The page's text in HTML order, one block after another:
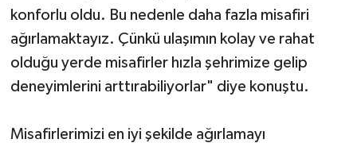
konforlu oldu. Bu nedenle daha fazla misafiri
ağırlamaktayız. Çünkü ulaşımın kolay ve rahat
olduğu yerde misafirler hızla şehrimize gelip
deneyimlerini arttırabiliyorlar" diye konuştu.
Misafirlerimizi en iyi şekilde ağırlamayı